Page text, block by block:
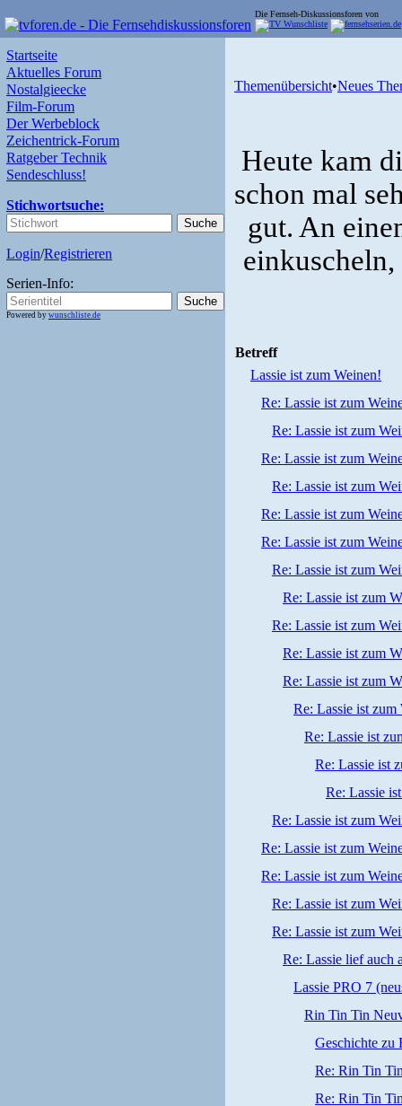
Die Fernseh-Diskussionsforen von
Startseite
Aktuelles Forum
Nostalgieecke
Film-Forum
Der Werbeblock
Zeichentrick-Forum
Ratgeber Technik
Sendeschluss!
Stichwortsuche:
Login/Registrieren
Serien-Info:
Powered by wunschliste.de
Themenübersicht•Neues
Heute kam
schon mal
gut. An
Betreff
Lassie ist zum Weinen!
Re: Lassie ist zum
Re: Lassie ist zum
Re: Lassie ist zum
Re: Lassie ist zum
Re: Lassie ist zum
Re: Lassie ist zum
Re: Lassie ist zum
Re: Lassie ist zum
Re: Lassie ist zum
Re: Lassie ist zum
Re: Lassie ist zum
Re: Lassie ist zum
Re: Lassie ist
Re: Lassie ist
Re: Lassie
Re: Lassie ist zum
Re: Lassie ist zum
Re: Lassie ist zum
Re: Lassie ist zum
Re: Lassie ist zum
Re: Lassie lief auch
Lassie PRO 7
Rin Tin Tin
Geschichte zu
Re: Rin Tin
Re: Rin Tin